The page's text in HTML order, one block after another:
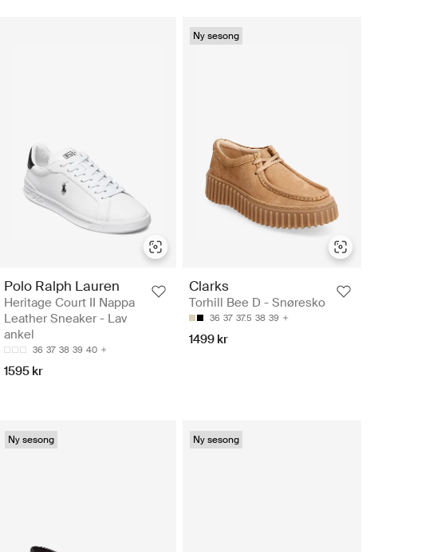
Polo Ralph Lauren
Heritage Court II Nappa
Leather Sneaker - Lav
ankel
36 37 38 39 40
1595 kr
Ny sesong
Clarks
Torhill Bee D - Snøresko
36 37 37.5 38 39
1499 kr
Ny sesong Ny sesong